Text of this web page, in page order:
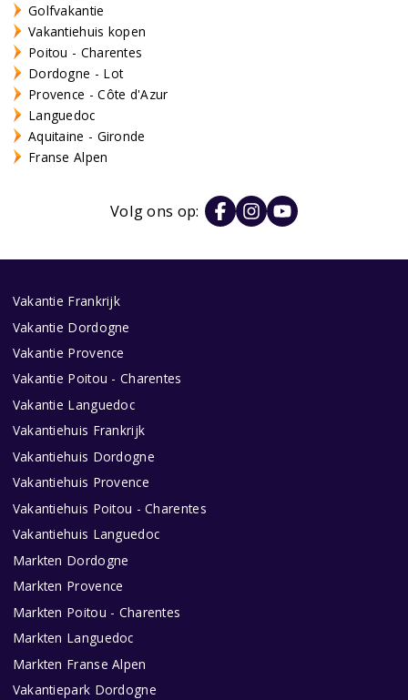
Golfvakantie
Vakantiehuis kopen
Poitou - Charentes
Dordogne - Lot
Provence - Côte d'Azur
Languedoc
Aquitaine - Gironde
Franse Alpen
Volg ons op:
Vakantie Frankrijk
Vakantie Dordogne
Vakantie Provence
Vakantie Poitou - Charentes
Vakantie Languedoc
Vakantiehuis Frankrijk
Vakantiehuis Dordogne
Vakantiehuis Provence
Vakantiehuis Poitou - Charentes
Vakantiehuis Languedoc
Markten Dordogne
Markten Provence
Markten Poitou - Charentes
Markten Languedoc
Markten Franse Alpen
Vakantiepark Dordogne